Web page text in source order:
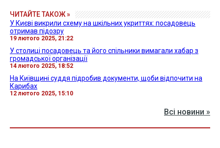
ЧИТАЙТЕ ТАКОЖ »
У Києві викрили схему на шкільних укриттях: посадовець
отримав підозру
19 лютого 2025, 21:22
У столиці посадовець та його спільники вимагали хабар з
громадської організації
14 лютого 2025, 18:52
На Київщині суддя підробив документи, щоби відпочити на
Карибах
12 лютого 2025, 15:10
Всі новини »